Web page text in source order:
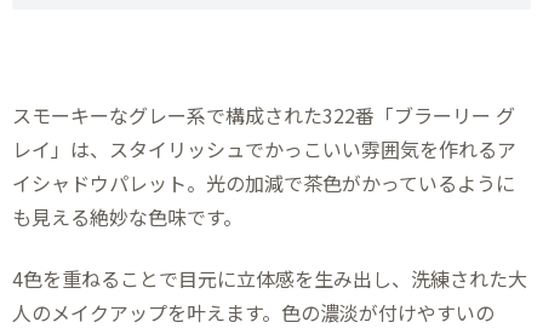
スモーキーなグレー系で構成された322番「ブラーリー グ
レイ」は、スタイリッシュでかっこいい雰囲気を作れるア
イシャドウパレット。光の加減で茶色がかっているように
も見える絶妙な色味です。
4色を重ねることで目元に立体感を生み出し、洗練された大
人のメイクアップを叶えます。色の濃淡が付けやすいの